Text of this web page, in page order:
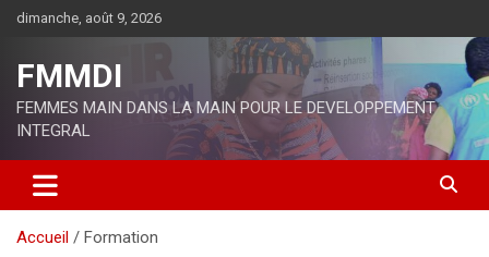
Allerdimanche, août 9, 2026
FMMDI
FEMMES MAIN DANS LA MAIN POUR LE DEVELOPPEMENT
INTEGRAL
Accueil Formation